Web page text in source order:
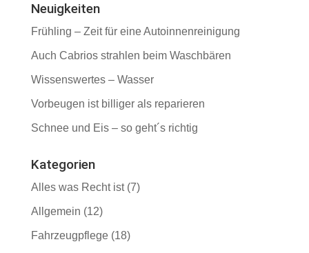
Neuigkeiten
Frühling – Zeit für eine Autoinnenreinigung
Auch Cabrios strahlen beim Waschbären
Wissenswertes – Wasser
Vorbeugen ist billiger als reparieren
Schnee und Eis – so geht´s richtig
Kategorien
Alles was Recht ist(7)
Allgemein (12)
Fahrzeugpflege(18)